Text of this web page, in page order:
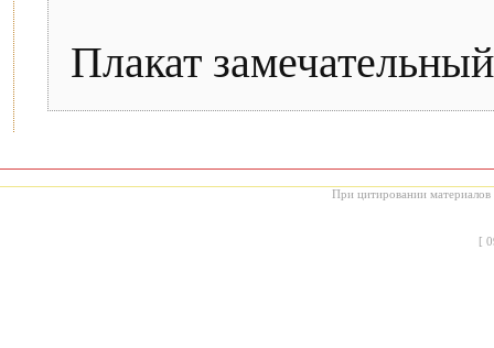
Плакат
При цитировании материалов
[